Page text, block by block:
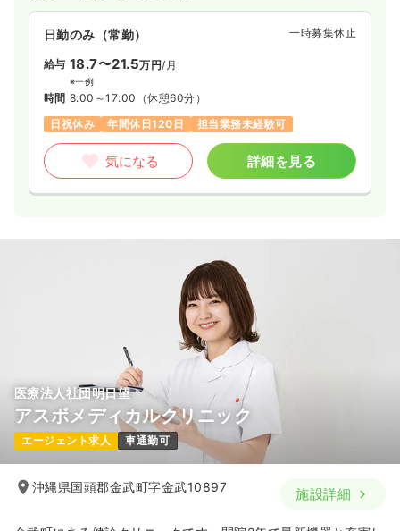
日勤のみ（常勤） 一時募集休止
給与 18.7〜21.5万円/月
※一例
時間 8:00～17:00 （休憩60分）
日祝休み
年間休日120日 担当業務未経験可
気になる 詳細を見る
医療法人社団明日望
アスボメディカルクリニック
エージェント求人 車通勤可
沖縄県国頭郡金武町字金武10897 施設詳細